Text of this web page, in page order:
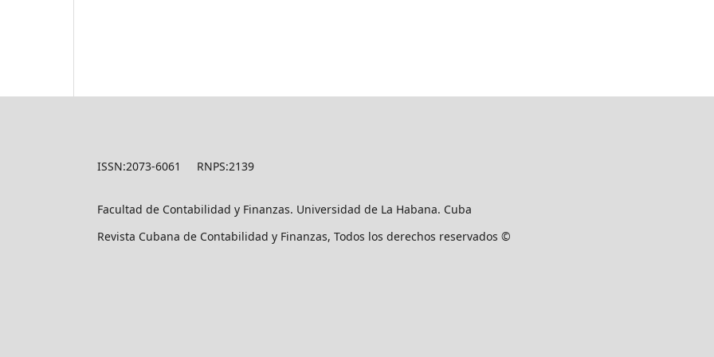
ISSN:2073-6061 RNPS:2139
Facultad de Contabilidad y Finanzas. Universidad de La Habana. Cuba
Revista Cubana de Contabilidad y Finanzas, Todos los derechos reservados ©